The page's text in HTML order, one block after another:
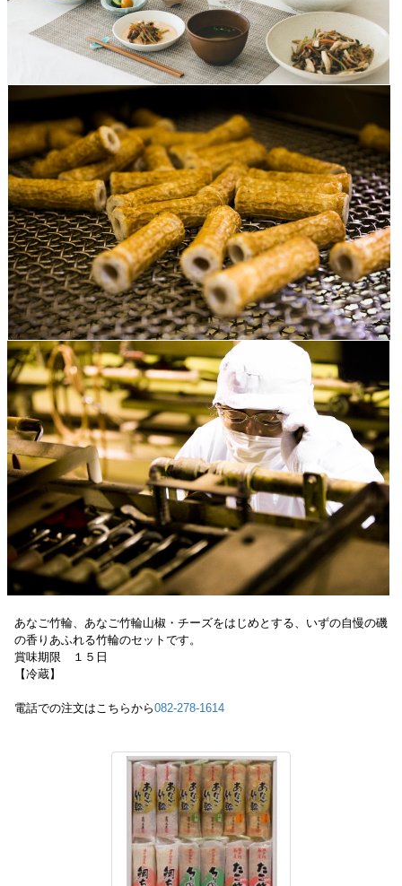
あなご竹輪、あなご竹輪山椒・チーズをはじめとする、いずの自慢の磯
の香りあふれる竹輪のセットです。
賞味期限 １５日
【冷蔵】
電話での注文はこちらから082-278-1614